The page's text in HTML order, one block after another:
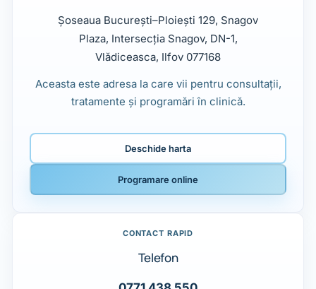
Șoseaua București–Ploiești 129, Snagov
Plaza, Intersecția Snagov, DN-1,
Vlădiceasca, Ilfov 077168
Aceasta este adresa la care vii pentru consultații,
tratamente și programări în clinică.
Deschide harta
Programare online
CONTACT RAPID
Telefon